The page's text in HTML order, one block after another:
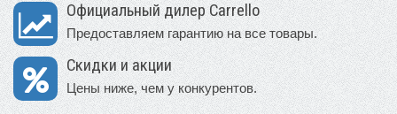
Официальный дилер Carrello
Предоставляем гарантию на все товары.
Скидки и акции
Цены ниже, чем у конкурентов.